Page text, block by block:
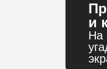
и
На